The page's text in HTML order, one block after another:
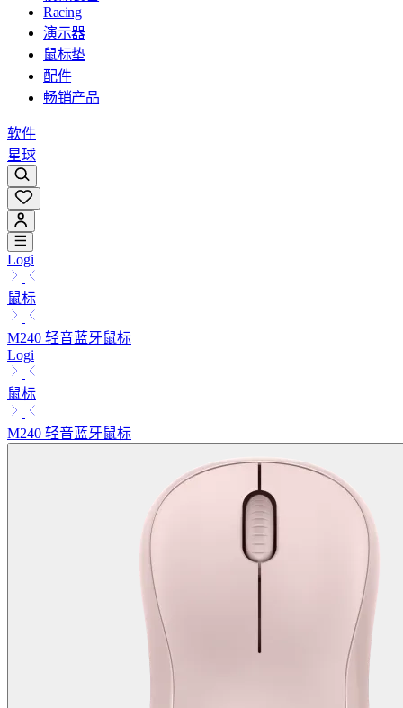
Racing
演示器
鼠标垫
配件
畅销产品
软件
星球
Logi
鼠标
M240 轻音蓝牙鼠标
Logi
鼠标
M240 轻音蓝牙鼠标